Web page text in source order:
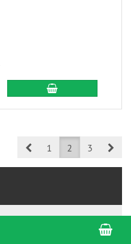
Prev1 2 3